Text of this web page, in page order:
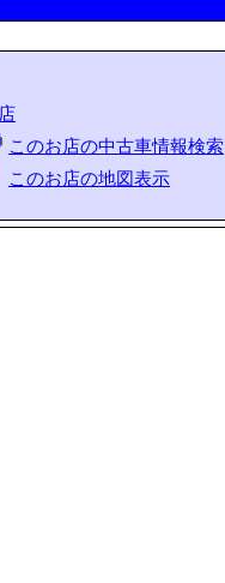
このお店の中古車情報検索
このお店の地図表示